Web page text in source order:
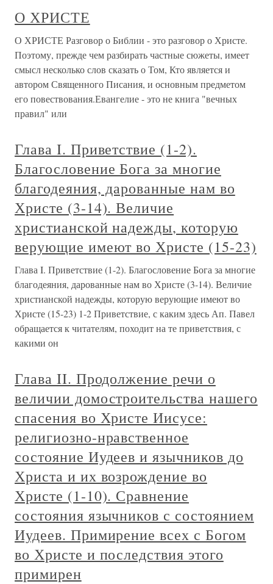
О ХРИСТЕ
О ХРИСТЕ Разговор о Библии - это разговор о Христе.
Поэтому, прежде чем разбирать частные сюжеты, имеет
смысл несколько слов сказать о Том, Кто является и
автором Священного Писания, и основным предметом
его повествования.Евангелие - это не книга "вечных
правил" или
Глава I. Приветствие (1-2).
Благословение Бога за многие
благодеяния, дарованные нам во
Христе (3-14). Величие
христианской надежды, которую
верующие имеют во Христе (15-23)
Глава I. Приветствие (1-2). Благословение Бога за многие
благодеяния, дарованные нам во Христе (3-14). Величие
христианской надежды, которую верующие имеют во
Христе (15-23) 1-2 Приветствие, с каким здесь Ап. Павел
обращается к читателям, походит на те приветствия, с
какими он
Глава II. Продолжение речи о
величии домостроительства нашего
спасения во Христе Иисусе:
религиозно-нравственное
состояние Иудеев и язычников до
Христа и их возрождение во
Христе (1-10). Сравнение
состояния язычников с состоянием
Иудеев. Примирение всех с Богом
во Христе и последствия этого
примирен